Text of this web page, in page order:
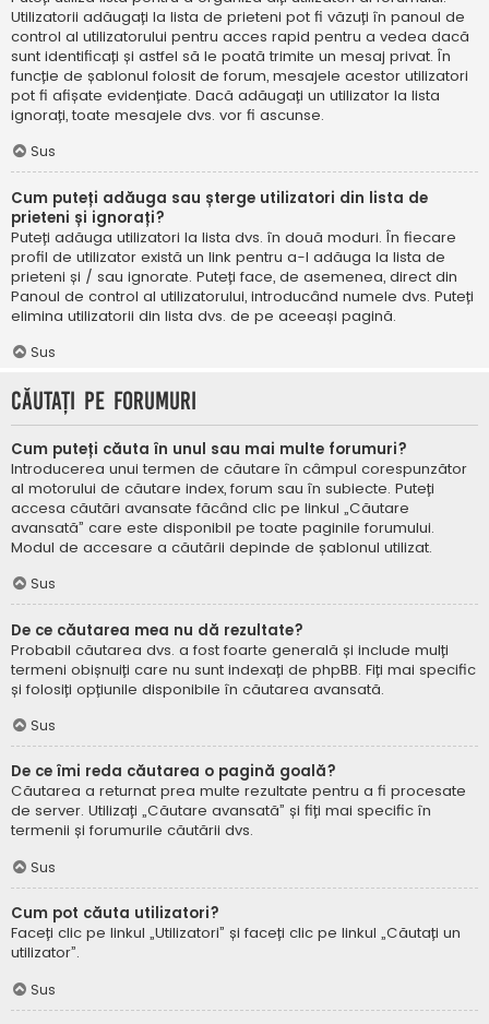
Utilizatorii adăugați la lista de prieteni pot fi văzuți în panoul de
control al utilizatorului pentru acces rapid pentru a vedea dacă
sunt identificați și astfel să le poată trimite un mesaj privat. În
funcție de șablonul folosit de forum, mesajele acestor utilizatori
pot fi afișate evidențiate. Dacă adăugați un utilizator la lista
ignorați, toate mesajele dvs. vor fi ascunse.
Sus
Cum puteți adăuga sau șterge utilizatori din lista de
prieteni și ignorați?
Puteți adăuga utilizatori la lista dvs. în două moduri. În fiecare
profil de utilizator există un link pentru a-l adăuga la lista de
prieteni și / sau ignorate. Puteți face, de asemenea, direct din
Panoul de control al utilizatorului, introducând numele dvs. Puteți
elimina utilizatorii din lista dvs. de pe aceeași pagină.
Sus
Căutați pe forumuri
Cum puteți căuta în unul sau mai multe forumuri?
Introducerea unui termen de căutare în câmpul corespunzător
al motorului de căutare index, forum sau în subiecte. Puteți
accesa căutări avansate făcând clic pe linkul „Căutare
avansată” care este disponibil pe toate paginile forumului.
Modul de accesare a căutării depinde de șablonul utilizat.
Sus
De ce căutarea mea nu dă rezultate?
Probabil căutarea dvs. a fost foarte generală și include mulți
termeni obișnuiți care nu sunt indexați de phpBB. Fiți mai specific
și folosiți opțiunile disponibile în căutarea avansată.
Sus
De ce îmi reda căutarea o pagină goală?
Căutarea a returnat prea multe rezultate pentru a fi procesate
de server. Utilizați „Căutare avansată” și fiți mai specific în
termenii și forumurile căutării dvs.
Sus
Cum pot căuta utilizatori?
Faceți clic pe linkul „Utilizatori” și faceți clic pe linkul „Căutați un
utilizator”.
Sus